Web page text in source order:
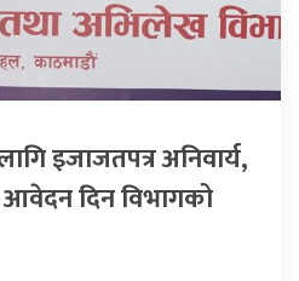
इजाजतपत्र अनिवार्य,
आवेदन दिन विभागको